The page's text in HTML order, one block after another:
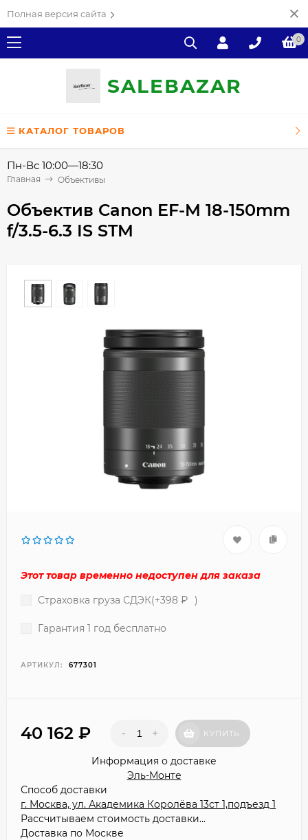
Полная версия сайта
0
SALEВAZAR
КАТАЛОГ ТОВАРОВ
Пн-Вс 10:00—18:30
Главная Объективы
Объектив Canon EF-M 18-150mm
f/3.5-6.3 IS STM
Этот товар временно недоступен для заказа
Страховка груза СДЭК(+398 )
Гарантия 1 год бесплатно
АРТИКУЛ: 677301
40 162 - + КУПИТЬ
Информация о доставке
Эль-Монте
Способ доставки
г. Москва, ул. Академика Королёва 13ст 1,подъезд 1
Рассчитываем стоимость доставки...
Доставка по Москве